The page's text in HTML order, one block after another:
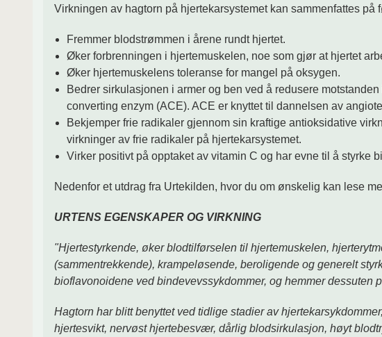
Virkningen av hagtorn på hjertekarsystemet kan sammenfattes på
Fremmer blodstrømmen i årene rundt hjertet.
Øker forbrenningen i hjertemuskelen, noe som gjør at hjertet
Øker hjertemuskelens toleranse for mangel på oksygen.
Bedrer sirkulasjonen i armer og ben ved å redusere
converting enzym (ACE). ACE er knyttet til dannelsen av
Bekjemper frie radikaler gjennom sin kraftige antioksidative
virkninger av frie radikaler på hjertekarsystemet.
Virker positivt på opptaket av vitamin C og har evne til å styrke
Nedenfor et utdrag fra Urtekilden, hvor du om ønskelig kan lese
URTENS EGENSKAPER OG VIRKNING
"Hjertestyrkende, øker blodtilførselen til hjertemuskelen,
(sammentrekkende), krampeløsende, beroligende og generelt
bioflavonoidene ved bindevevssykdommer, og hemmer dessuten
Hagtorn har blitt benyttet ved tidlige stadier av
hjertesvikt, nervøst hjertebesvær, dårlig blodsirkulasjon, høyt